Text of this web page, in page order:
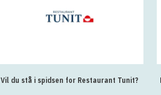
Vil du stå i spidsen for Restaurant Tunit?